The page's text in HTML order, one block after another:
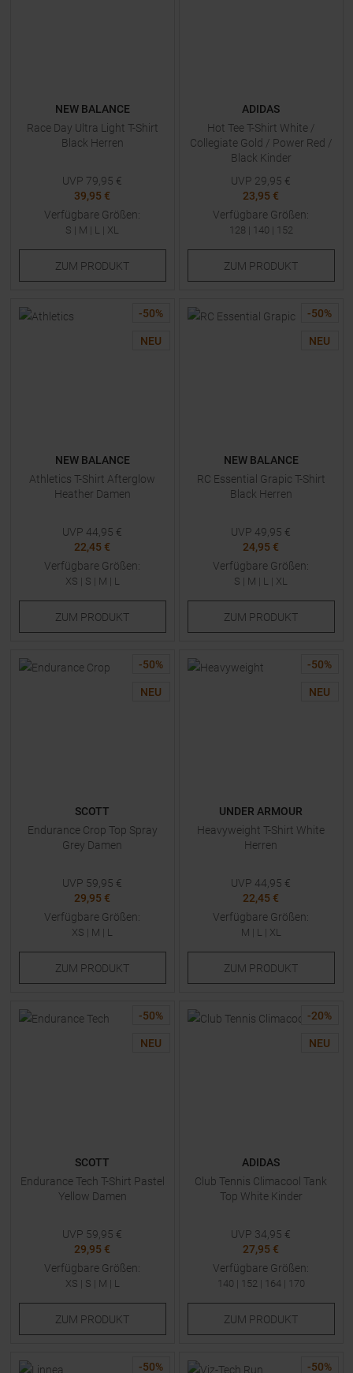
NEW BALANCE
Race Day Ultra Light T-Shirt
Black Herren
UVP 79,95 €
39,95 €
Verfügbare Größen:
S | M | L | XL
ZUM PRODUKT
ADIDAS
Hot Tee T-Shirt White /
Collegiate Gold / Power Red /
Black Kinder
UVP 29,95 €
23,95 €
Verfügbare Größen:
128 | 140 | 152
ZUM PRODUKT
-50%
NEU
NEW BALANCE
Athletics T-Shirt Afterglow
Heather Damen
UVP 44,95 €
22,45 €
Verfügbare Größen:
XS | S | M | L
ZUM PRODUKT
-50%
NEU
NEW BALANCE
RC Essential Grapic T-Shirt
Black Herren
UVP 49,95 €
24,95 €
Verfügbare Größen:
S | M | L | XL
ZUM PRODUKT
-50%
NEU
SCOTT
Endurance Crop Top Spray
Grey Damen
UVP 59,95 €
29,95 €
Verfügbare Größen:
XS | M | L
ZUM PRODUKT
-50%
NEU
UNDER ARMOUR
Heavyweight T-Shirt White
Herren
UVP 44,95 €
22,45 €
Verfügbare Größen:
M | L | XL
ZUM PRODUKT
-50%
NEU
SCOTT
Endurance Tech T-Shirt Pastel
Yellow Damen
UVP 59,95 €
29,95 €
Verfügbare Größen:
XS | S | M | L
ZUM PRODUKT
-20%
NEU
ADIDAS
Club Tennis Climacool Tank
Top White Kinder
UVP 34,95 €
27,95 €
Verfügbare Größen:
140 | 152| 164| 170
ZUM PRODUKT
-50% -50%